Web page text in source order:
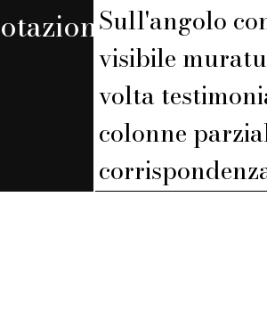
Sull'angolo
visibile
volta
colonne